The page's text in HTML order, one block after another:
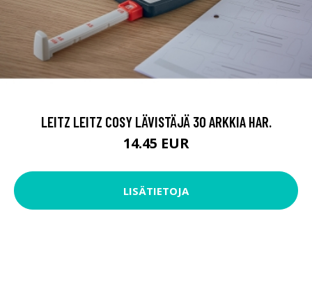
LEITZ LEITZ COSY LÄVISTÄJÄ 30 ARKKIA HAR.
14.45 EUR
LISÄTIETOJA